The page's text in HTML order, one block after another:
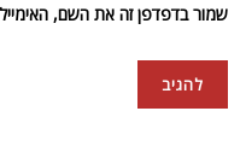
שמור בדפדפן זה את השם,